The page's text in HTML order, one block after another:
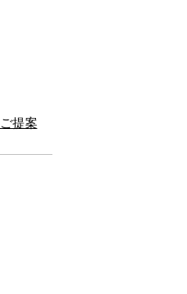
提案